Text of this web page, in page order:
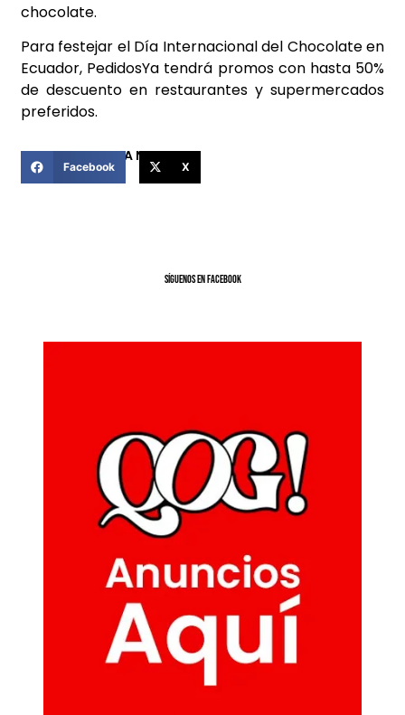
chocolate.
Para festejar el Día Internacional del Chocolate en
Ecuador, PedidosYa tendrá promos con hasta 50%
de descuento en restaurantes y supermercados
preferidos.
COMPARTIR ESTA NOTICIA
Facebook X
SíGUENOS EN FACEBOOK